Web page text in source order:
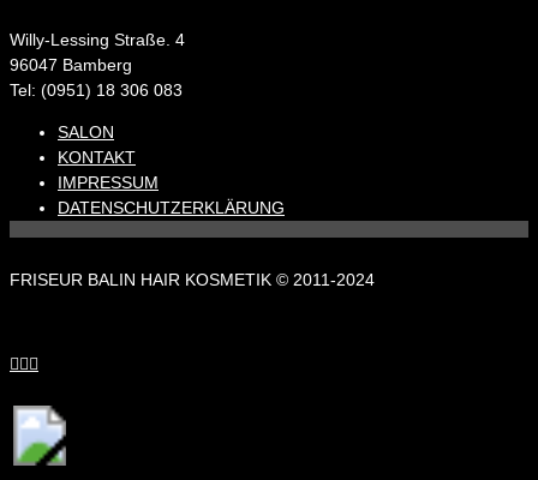
Willy-Lessing Straße. 4
96047 Bamberg
Tel: (0951) 18 306 083
SALON
KONTAKT
IMPRESSUM
DATENSCHUTZERKLÄRUNG
FRISEUR BALIN HAIR KOSMETIK © 2011-2024
